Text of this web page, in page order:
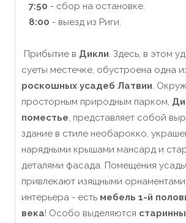
7:50 - сбор на остановке.
8:00 - выезд из Риги.
Прибытие в Дикли. Здесь, в этом
суеты местечке, обустроена одна
роскошных усадеб Латвии.
просторным природным парком,
поместье, представляет собой
здание в стиле необарокко,
нарядными крышами мансард и
деталями фасада. Помещения
привлекают изящными
интерьера - есть мебель 1-й
века! Особо выделяются